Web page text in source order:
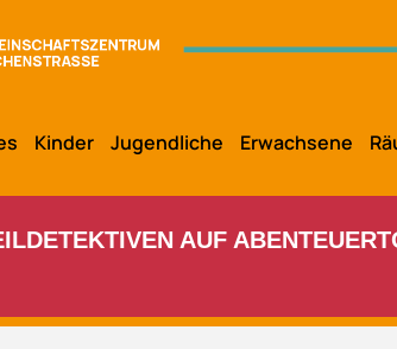
Kinder Jugendliche Erwachsene
AUF